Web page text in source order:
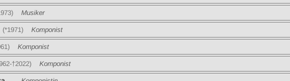
Musiker
(*1971) Komponist
Komponist
†2022) Komponist